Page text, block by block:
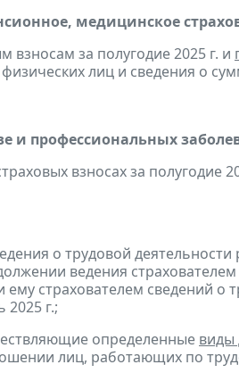
медицинское
взносам за полугодие 2025 г. и
лиц и сведения о
и профессиональных
взносах за полугодие
о трудовой
ведения
страхователем сведений о
2025 г.;
определенные виды
лиц, работающих по